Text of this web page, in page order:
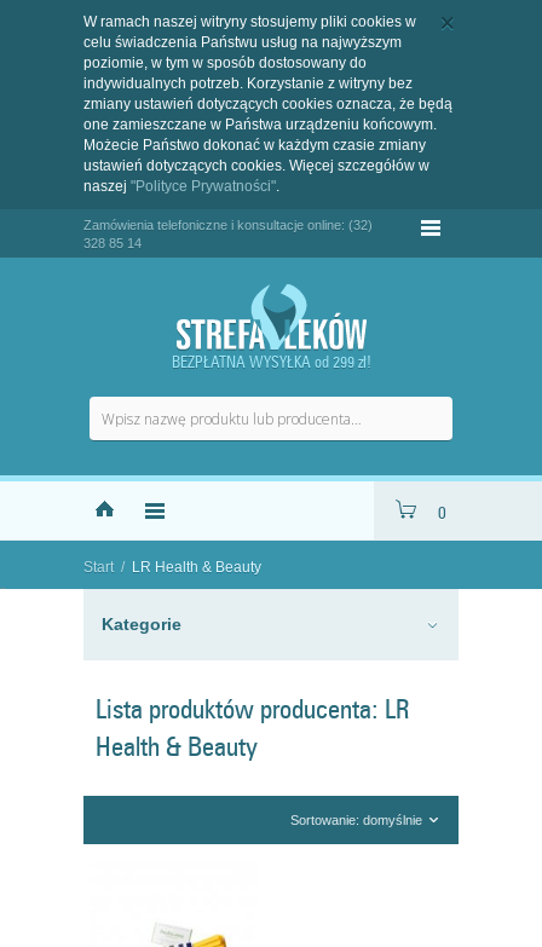
W ramach naszej witryny stosujemy pliki cookies w
celu świadczenia Państwu usług na najwyższym
poziomie, w tym w sposób dostosowany do
indywidualnych potrzeb. Korzystanie z witryny bez
zmiany ustawień dotyczących cookies oznacza, że będą
one zamieszczane w Państwa urządzeniu końcowym.
Możecie Państwo dokonać w każdym czasie zmiany
ustawień dotyczących cookies. Więcej szczegółów w
naszej "Polityce Prywatności".
Zamówienia telefoniczne i konsultacje online: (32)
328 85 14
BEZPŁATNA WYSYŁKA od 299 zł!
0
Start / LR Health & Beauty
"
Kategorie
Lista produktów producenta: LR
Health & Beauty
Sortowanie: domyślnie